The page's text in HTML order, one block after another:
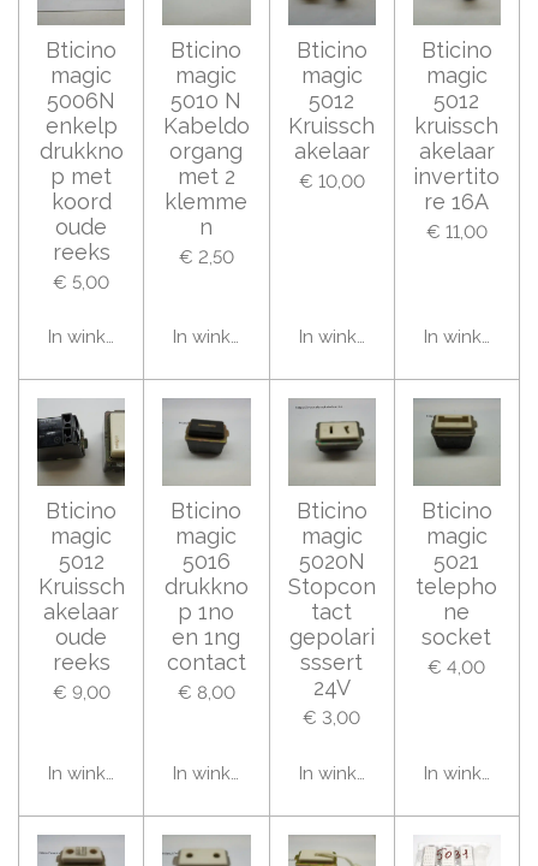
Bticino
magic
5006N
enkelp
drukkno
p met
koord
oude
reeks
€ 5,00
In winkelwagen
Bticino
magic
5010 N
Kabeldo
organg
met 2
klemme
n
€ 2,50
In winkelwagen
Bticino
magic
5012
Kruissch
akelaar
€ 10,00
In winkelwagen
Bticino
magic
5012
kruissch
akelaar
invertito
re 16A
€ 11,00
In
Bticino
magic
5012
Kruissch
akelaar
oude
reeks
€ 9,00
In winkelwagen
Bticino
magic
5016
drukkno
p 1no
en 1ng
contact
€ 8,00
In winkelwagen
Bticino
magic
5020N
Stopcon
tact
gepolari
sssert
24V
€ 3,00
In winkelwagen
Bticino
magic
5021
telepho
ne
socket
€ 4,00
In